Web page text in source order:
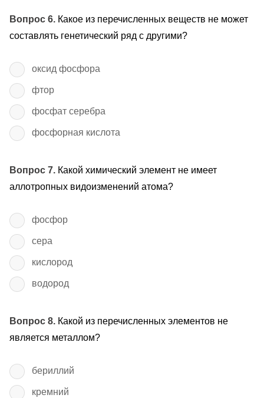
Вопрос 6. Какое из перечисленных веществ не может
составлять генетический ряд с другими?
оксид фосфора
фтор
фосфат серебра
фосфорная кислота
Вопрос 7. Какой химический элемент не имеет
аллотропных видоизменений атома?
фосфор
сера
кислород
водород
Вопрос 8. Какой из перечисленных элементов не
является металлом?
бериллий
кремний